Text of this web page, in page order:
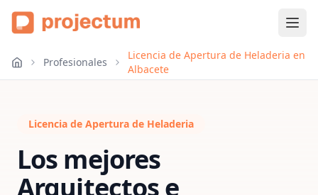
Profesionales
Licencia de Apertura de Heladeria en
Albacete
Licencia de Apertura de Heladeria
Los mejores
Arquitectos e